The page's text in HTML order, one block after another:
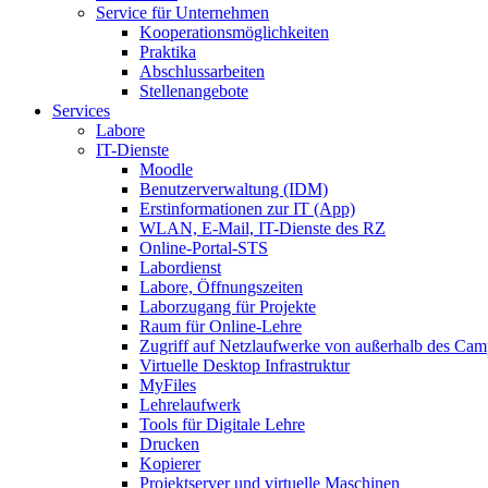
Service für Unternehmen
Kooperationsmöglichkeiten
Praktika
Abschlussarbeiten
Stellenangebote
Services
Labore
IT-Dienste
Moodle
Benutzerverwaltung (IDM)
Erstinformationen zur IT (App)
WLAN, E-Mail, IT-Dienste des RZ
Online-Portal-STS
Labordienst
Labore, Öffnungszeiten
Laborzugang für Projekte
Raum für Online-Lehre
Zugriff auf Netzlaufwerke von außerhalb des
Virtuelle Desktop Infrastruktur
MyFiles
Lehrelaufwerk
Tools für Digitale Lehre
Drucken
Kopierer
Projektserver und virtuelle Maschinen